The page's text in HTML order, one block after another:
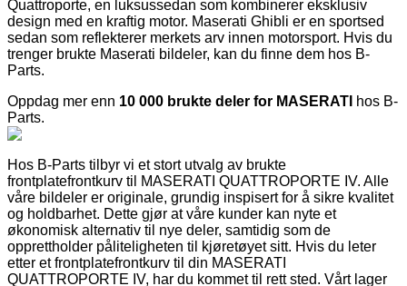
Quattroporte, en luksussedan som kombinerer eksklusiv
design med en kraftig motor. Maserati Ghibli er en sportsed
sedan som reflekterer merkets arv innen motorsport. Hvis du
trenger brukte Maserati bildeler, kan du finne dem hos B-
Parts.
Oppdag mer enn 10 000 brukte deler for MASERATI hos B-
Parts.
Hos B-Parts tilbyr vi et stort utvalg av brukte
frontplatefrontkurv til MASERATI QUATTROPORTE IV. Alle
våre bildeler er originale, grundig inspisert for å sikre kvalitet
og holdbarhet. Dette gjør at våre kunder kan nyte et
økonomisk alternativ til nye deler, samtidig som de
opprettholder påliteligheten til kjøretøyet sitt. Hvis du leter
etter et frontplatefrontkurv til din MASERATI
QUATTROPORTE IV, har du kommet til rett sted. Vårt lager